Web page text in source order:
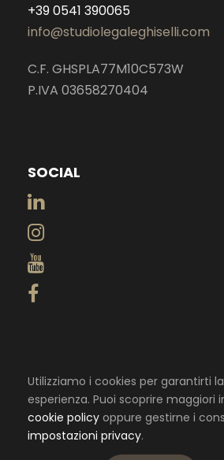
+39 0541 390065
info@studiolegaleghiselli.com
C.F. GHSPLA77M10C573W
P.IVA 03658270404
SOCIAL
© 2020 Studio Legale Ghiselli -
Utilizziamo i cookies per garantirti
esperienza. Puoi scoprire maggiori
cookie policy oppure gestirne i
impostazioni privacy.